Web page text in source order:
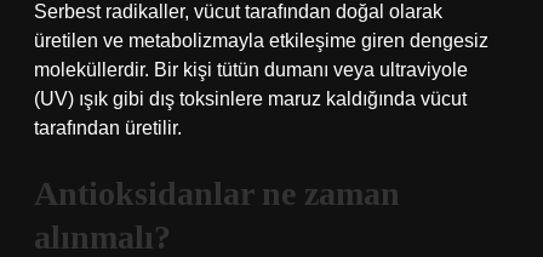
Serbest radikaller, vücut tarafından doğal olarak
üretilen ve metabolizmayla etkileşime giren dengesiz
moleküllerdir. Bir kişi tütün dumanı veya ultraviyole
(UV) ışık gibi dış toksinlere maruz kaldığında vücut
tarafından üretilir.
Antioksidanlar ne zaman
alınmalı?